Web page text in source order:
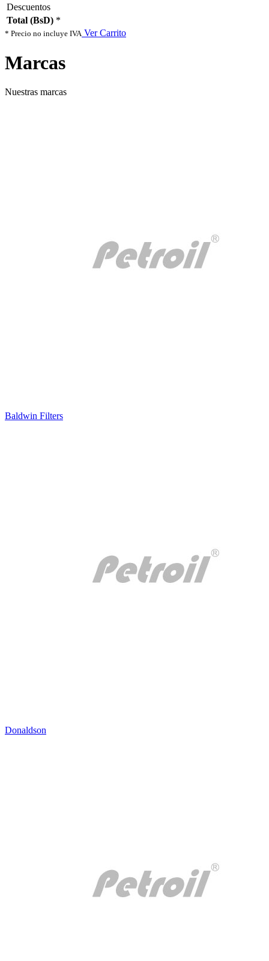
Descuentos
Total (BsD) *
* Precio no incluye IVA Ver Carrito
Marcas
Nuestras marcas
Baldwin Filters
Donaldson